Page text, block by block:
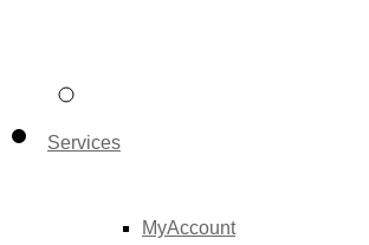
Services
MyAccount